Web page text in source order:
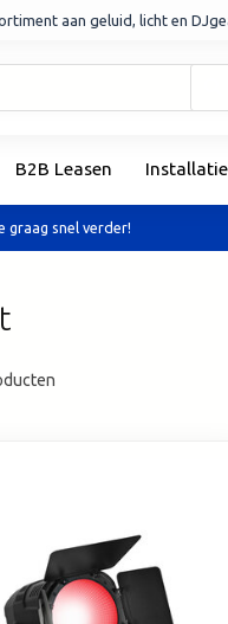
aan geluid, licht en
B2B Leasen
graag snel verder!